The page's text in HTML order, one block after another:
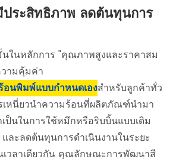
ระสิทธิภาพ ลดต้นทุนการ
ในหลักการ "คุณภาพสูงและราคาสม
ามคุ้มค่า
นพิมพ์แบบกำหนดเองสำหรับลูกค้าทั่ว
เหนี่ยวนำความร้อนที่ผลิตภัณฑ์นำมา
ป็นในการใช้หมึกหรือริบบิ้นแบบเดิม
ละลดต้นทุนการดำเนินงานในระยะ
เวลาเดียวกัน คุณลักษณะการพัฒนาสี